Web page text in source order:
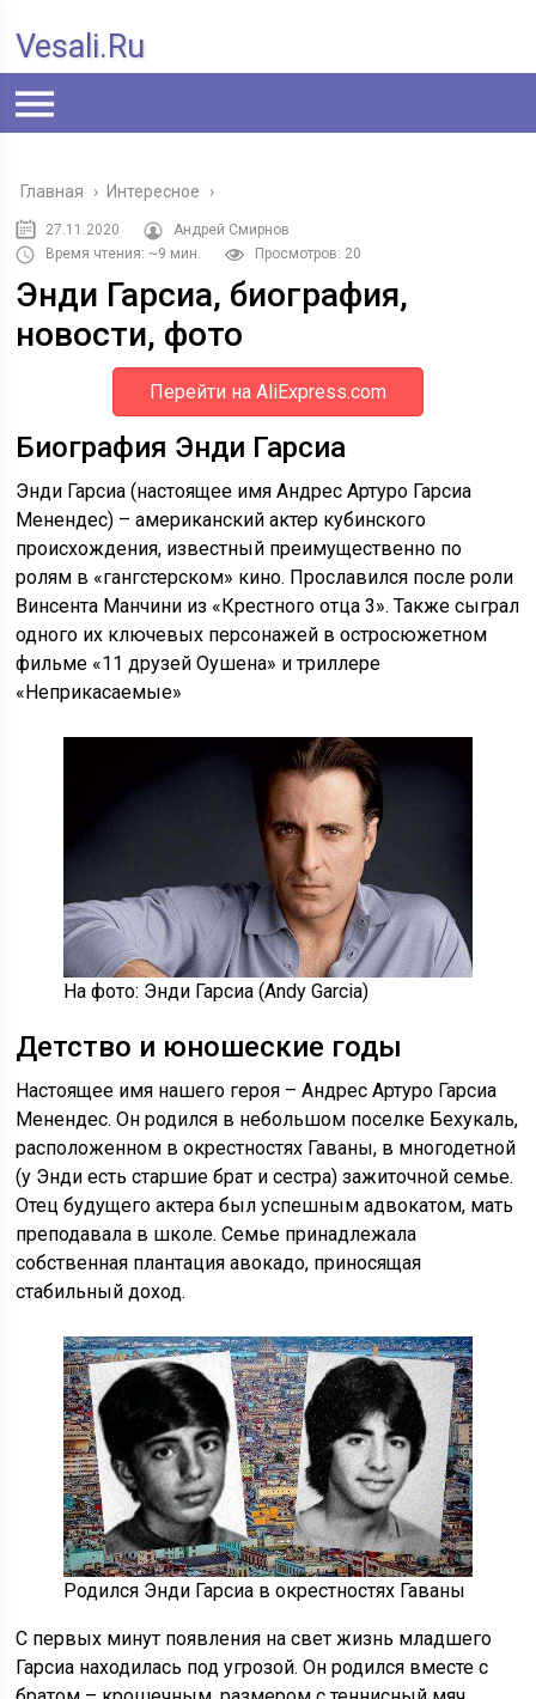
Vesali.ru
Главная › Интересное ›
27.11.2020
Андрей Смирнов
Время чтения: ~9 мин.
Просмотров: 20
Энди Гарсиа, биография,
новости, фото
Перейти на AliExpress.com
Биография Энди Гарсиа
Энди Гарсиа (настоящее имя Андрес Артуро Гарсиа
Менендес) – американский актер кубинского
происхождения, известный преимущественно по
ролям в «гангстерском» кино. Прославился после роли
Винсента Манчини из «Крестного отца 3». Также сыграл
одного их ключевых персонажей в остросюжетном
фильме «11 друзей Оушена» и триллере
«Неприкасаемые»
На фото: Энди Гарсиа (Andy Garcia)
Детство и юношеские годы
Настоящее имя нашего героя – Андрес Артуро Гарсиа
Менендес. Он родился в небольшом поселке Бехукаль,
расположенном в окрестностях Гаваны, в многодетной
(у Энди есть старшие брат и сестра) зажиточной семье.
Отец будущего актера был успешным адвокатом, мать
преподавала в школе. Семье принадлежала
собственная плантация авокадо, приносящая
стабильный доход.
Родился Энди Гарсиа в окрестностях Гаваны
С первых минут появления на свет жизнь младшего
Гарсиа находилась под угрозой. Он родился вместе с